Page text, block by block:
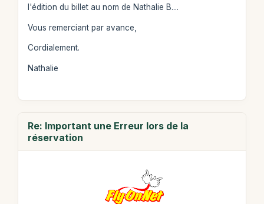
l'édition du billet au nom de Nathalie B....
Vous remerciant par avance,
Cordialement.
Nathalie
Re: Important une Erreur lors de la
réservation